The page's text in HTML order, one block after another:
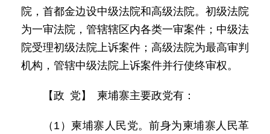
院，首都金边设中级法院和高级法院。初级法院
为一审法院，管辖辖区内各类一审案件；中级法
院受理初级法院上诉案件；高级法院为最高审判
机构，管辖中级法院上诉案件并行使终审权。
【政 党】 柬埔寨主要政党有：
（1）柬埔寨人民党。前身为柬埔寨人民革